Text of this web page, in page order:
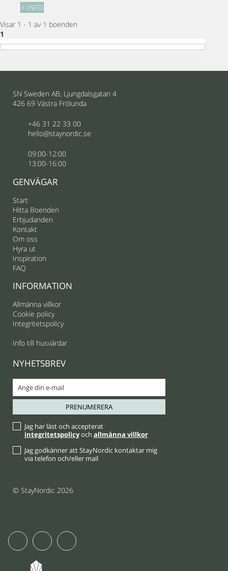
+ INFO
Visar 1 - 1 av 1 boenden
1
SN Sweden AB, Ljungdalsgatan 4
426 69 Västra Frölunda
+46 31 22 33 00
hello@staynordic.se
09:00-12:00
13:00-16:00
GENVÄGAR
Start
Hitta Boenden
Erbjudanden
Kontakt
Om oss
Hyra ut
Inspiration
FAQ
INFORMATION
Allmänna villkor
Cookie policy
Integritetspolicy
Info till husvärdar
NYHETSBREV
Jag har läst och accepterat
integritetspolicyoch allmänna villkor
Jag godkänner att StayNordic kontaktar mig
via telefon och/eller mail
© StayNordic 2026